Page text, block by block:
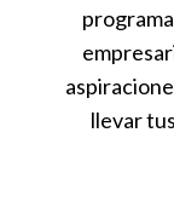
llevar